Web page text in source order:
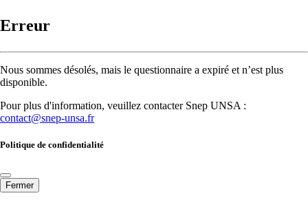
Erreur
Nous sommes désolés, mais le questionnaire a expiré et n’est plus
disponible.
Pour plus d'information, veuillez contacter Snep UNSA :
contact@snep-unsa.fr
Politique de confidentialité
Fermer